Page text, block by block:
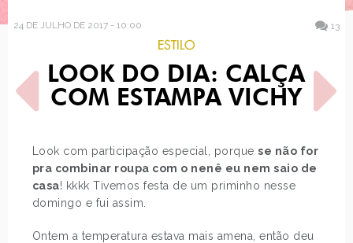
24 DE JULHO DE 2017 - 10:00 13
ESTILO
LOOK DO DIA: CALÇA
COM ESTAMPA VICHY
Look com participação especial, porquese não for
pra combinar roupa com o nenê eu nem saio de
casa! kkkk Tivemos festa de um priminho nesse
domingo e fui assim.
Ontem a temperatura estava mais amena, então deu
POST ANTERIOR
4 JEITOS DE USAR:
ALPARGATA BICOLOR
PRÓXIMO POST
PRINCESAS DISNEY EM